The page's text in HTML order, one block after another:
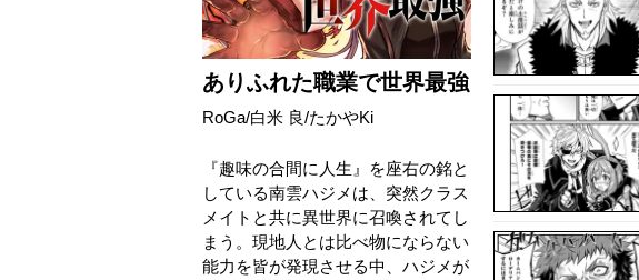
ありふれた職業で世界最強
RoGa/白米 良/たかやKi
『趣味の合間に人生』を座右の銘と
している南雲ハジメは、突然クラス
メイトと共に異世界に召喚されてし
まう。現地人とは比べ物にならない
能力を皆が発現させる中、ハジメが